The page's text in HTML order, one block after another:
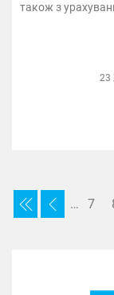
також з
23
… 7